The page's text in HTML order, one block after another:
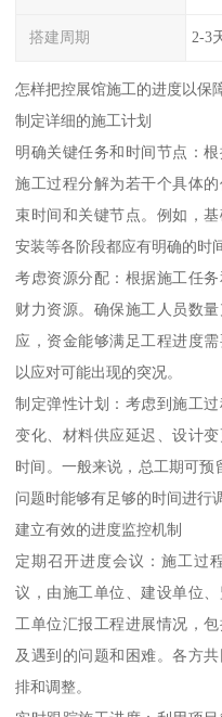
搭建周期 2-3
怎样把控展馆施工的进度以保
制定详细的施工计划
明确关键任务和时间节点：
施工过程分解为若干个具体
束时间和关键节点。例如，
安装等各阶段都应有明确的时
考虑资源分配：根据施工任
财力资源。确保施工人员数
应，资金能够满足工程进度
以应对可能出现的突况。
制定弹性计划：考虑到施工
变化、材料供应延迟、设计
时间。一般来说，总工期可预
问题时能够有足够的时间进行
建立有效的进度监控机制
定期召开进度会议：施工过
议，由施工单位、建设单位
工单位汇报工程进展情况，
及遇到的问题和困难。各方
排和调整。